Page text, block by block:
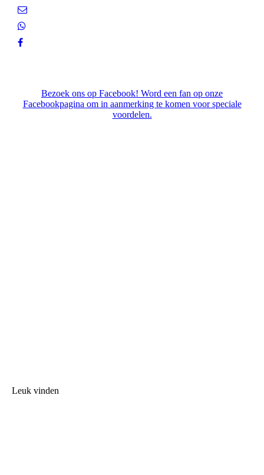
Bezoek ons op Facebook! Word een fan op onze
Facebookpagina om in aanmerking te komen voor speciale
voordelen.
Leuk vinden